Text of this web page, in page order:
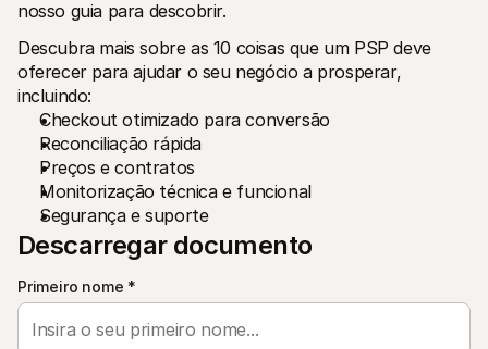
Recursos técnicos
Verifique o estado atual do nosso sistema
Biblotecas
Integre a Mollie com bibliotecas prontas para usar
Comunidade do Discord
Junte-se à nossa comunidade de programadores
Sobre a Mollie
Preços
Ver os preços
Sobre nós
Saiba mais sobre a nossa história e
Notícias
Carreiras
Venha trabalhar connosco -
estamos a contratar!
nosso guia para descobrir.
Descubra mais sobre as 10 coisas que um PSP deve
oferecer para ajudar o seu negócio a prosperar,
incluindo:
Checkout otimizado para conversão
Reconciliação rápida
Preços e contratos
Monitorização técnica e funcional
Segurança e suporte
Descarregar documento
Primeiro nome *